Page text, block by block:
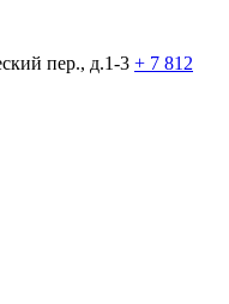
пер., д.1-3 + 7 812